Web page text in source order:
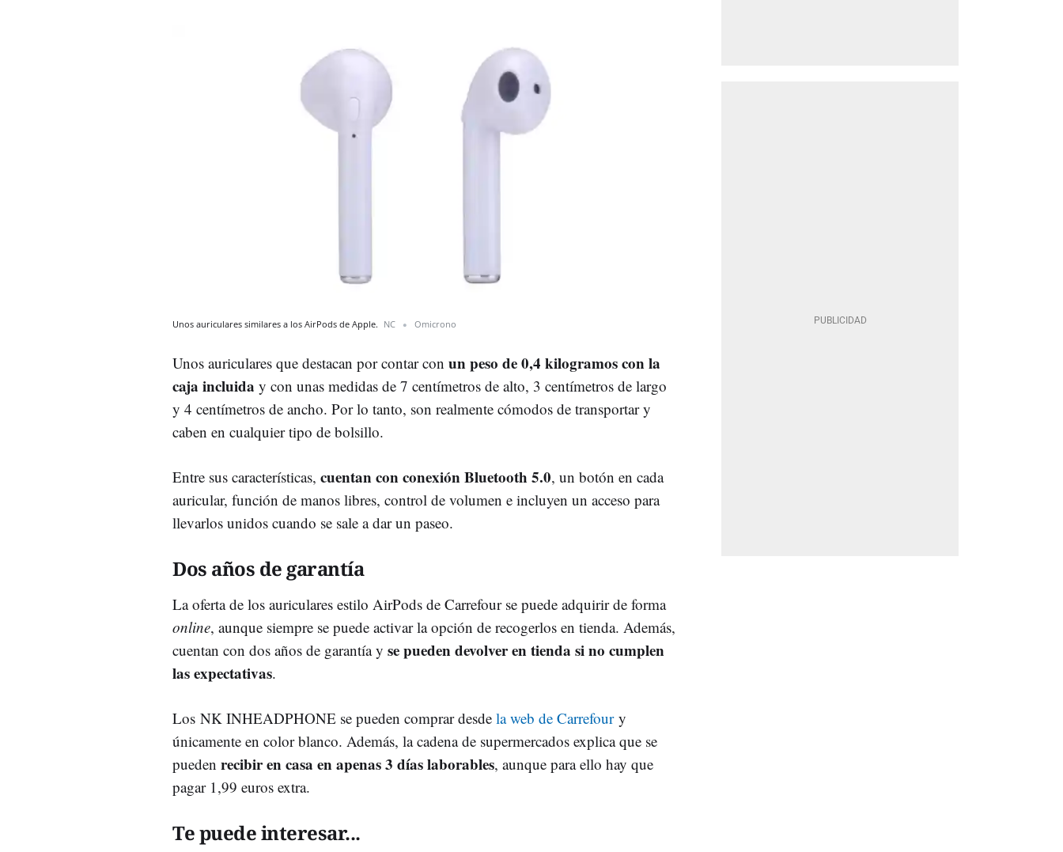
Unos auriculares similares a los AirPods de Apple. NC Omicrono
Unos auriculares que destacan por contar con un peso de 0,4 kilogramos con la
caja incluida y con unas medidas de 7 centímetros de alto, 3 centímetros de largo
y 4 centímetros de ancho. Por lo tanto, son realmente cómodos de transportar y
caben en cualquier tipo de bolsillo.
Entre sus características, cuentan con conexión Bluetooth 5.0, un botón en cada
auricular, función de manos libres, control de volumen e incluyen un acceso para
llevarlos unidos cuando se sale a dar un paseo.
Dos años de garantía
La oferta de los auriculares estilo AirPods de Carrefour se puede adquirir de forma
online, aunque siempre se puede activar la opción de recogerlos en tienda. Además,
cuentan con dos años de garantía y se pueden devolver en tienda si no cumplen
las expectativas.
Los NK INHEADPHONE se pueden comprar desde la web de Carrefoury
únicamente en color blanco. Además, la cadena de supermercados explica que se
pueden recibir en casa en apenas 3 días laborables, aunque para ello hay que
pagar 1,99 euros extra.
Te puede interesar...